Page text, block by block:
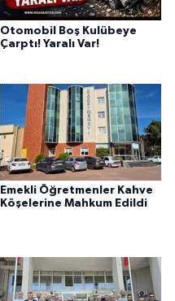
Otomobil Boş Kulübeye
Çarptı! Yaralı Var!
Emekli Öğretmenler Kahve
Köşelerine Mahkum Edildi